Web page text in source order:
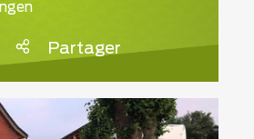
Partager